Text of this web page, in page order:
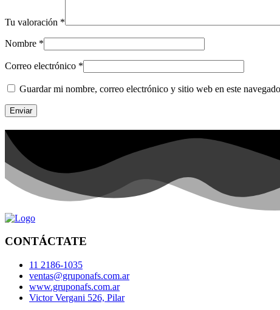
Tu valoración *
Nombre *
Correo electrónico *
Guardar mi nombre, correo electrónico y sitio web en este
CONTÁCTATE
11 2186-1035
ventas@gruponafs.com.ar
www.gruponafs.com.ar
Victor Vergani 526, Pilar